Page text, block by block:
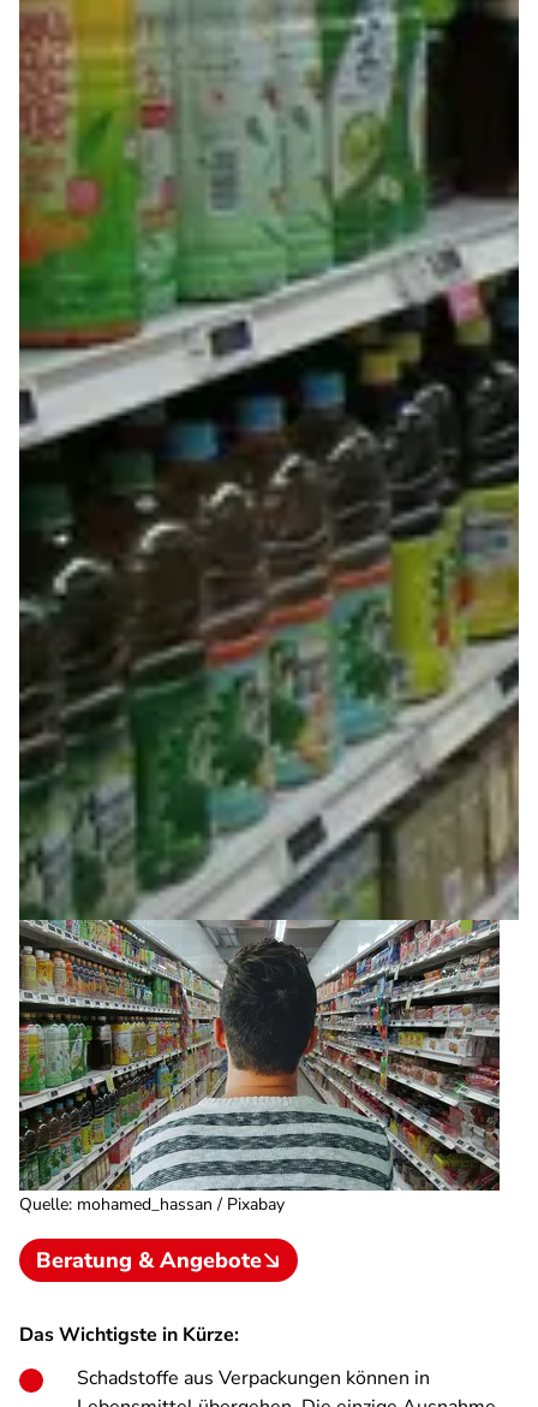
Quelle: mohamed_hassan / Pixabay
Beratung & Angebote
Das Wichtigste in Kürze:
Schadstoffe aus Verpackungen können in